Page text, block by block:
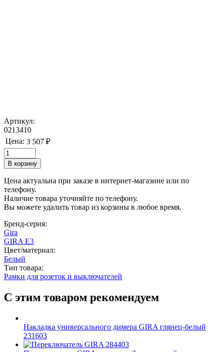
Артикул:
0213410
Цена: 3 507 ₽
Цена актуальна при заказе в интернет-магазине или по
телефону.
Наличие товара уточняйте по телефону.
Вы можете удалить товар из корзины в любое время.
Бренд-серия:
Gira
GIRA E3
Цвет/материал:
Белый
Тип товара:
Рамки для розеток и выключателей
С этим товаром рекомендуем
Накладка универсального димера GIRA глянец-белый
231603